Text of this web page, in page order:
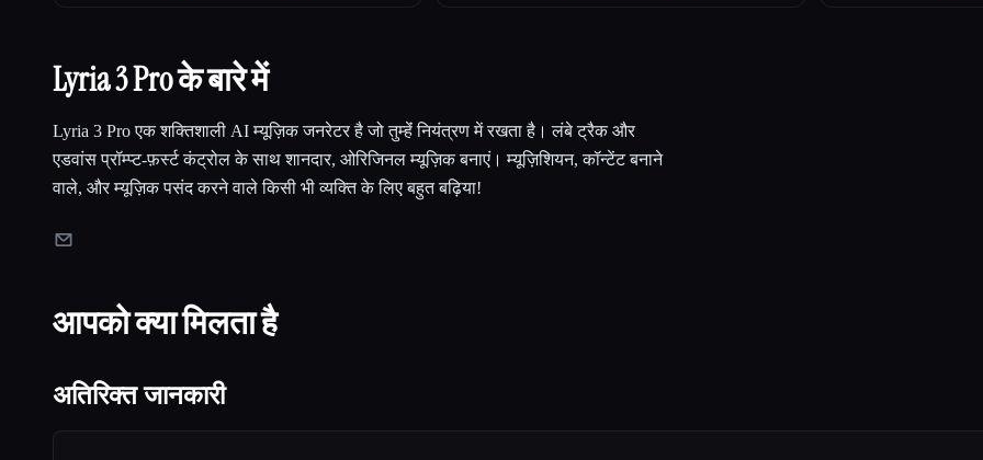
Lyria 3 Pro के बारे में
Lyria 3 Pro एक शक्तिशाली AI म्यूज़िक जनरेटर है जो तुम्हेंं नियंत्रण में रखता है। लंबे ट्रैक और
एडवांस प्रॉम्प्ट-फ़र्स्ट कंट्रोल के साथ शानदार, ओरिजिनल म्यूज़िक बनाएं। म्यूज़िशियन, कॉन्टेंट बनाने
वाले, और म्यूज़िक पसंद करने वाले किसी भी व्यक्ति के लिए बहुत बढ़िया!
आपको क्या मिलता है
अतिरिक्त जानकारी